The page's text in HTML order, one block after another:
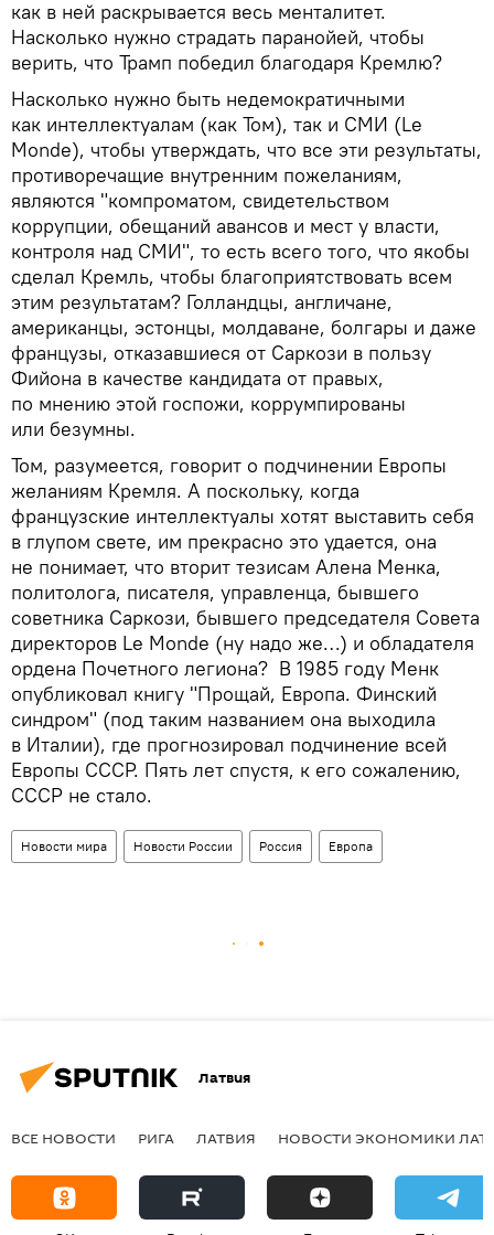
как в ней раскрывается весь менталитет.
Насколько нужно страдать паранойей, чтобы
верить, что Трамп победил благодаря Кремлю?
Насколько нужно быть недемократичными
как интеллектуалам (как Том), так и СМИ (Le
Monde), чтобы утверждать, что все эти результаты,
противоречащие внутренним пожеланиям,
являются "компроматом, свидетельством
коррупции, обещаний авансов и мест у власти,
контроля над СМИ", то есть всего того, что якобы
сделал Кремль, чтобы благоприятствовать всем
этим результатам? Голландцы, англичане,
американцы, эстонцы, молдаване, болгары и даже
французы, отказавшиеся от Саркози в пользу
Фийона в качестве кандидата от правых,
по мнению этой госпожи, коррумпированы
или безумны.
Том, разумеется, говорит о подчинении Европы
желаниям Кремля. А поскольку, когда
французские интеллектуалы хотят выставить себя
в глупом свете, им прекрасно это удается, она
не понимает, что вторит тезисам Алена Менка,
политолога, писателя, управленца, бывшего
советника Саркози, бывшего председателя Cовета
директоров Le Monde (ну надо же…) и обладателя
ордена Почетного легиона? В 1985 году Менк
опубликовал книгу "Прощай, Европа. Финский
синдром" (под таким названием она выходила
в Италии), где прогнозировал подчинение всей
Европы СССР. Пять лет спустя, к его сожалению,
СССР не стало.
Новости мира Новости России Россия Европа
Латвия
ВСЕ НОВОСТИ РИГА ЛАТВИЯ НОВОСТИ ЭКОНОМИКИ